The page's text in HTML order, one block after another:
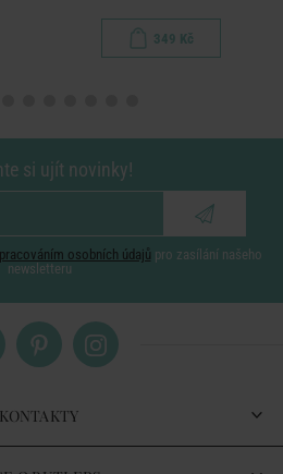
349 Kč
si ujít novinky!
osobních údajů pro zasílání našeho
newsletteru
KONTAKTY